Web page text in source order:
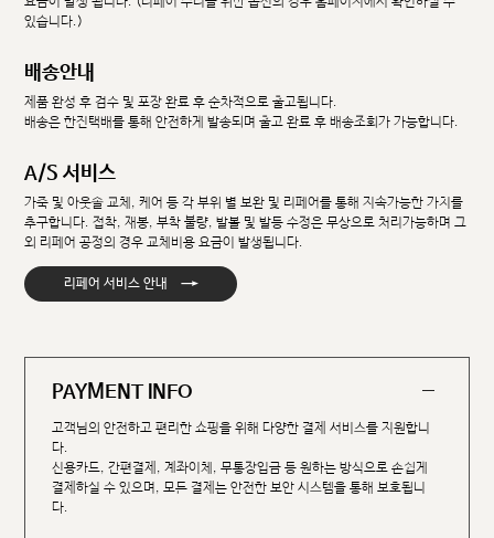
있습니다.)
배송안내
제품 완성 후 검수 및 포장 완료 후 순차적으로 출고됩니다.
배송은 한진택배를 통해 안전하게 발송되며 출고 완료 후 배송조회가 가능합니다.
A/S 서비스
가죽 및 아웃솔 교체, 케어 등 각 부위 별 보완 및 리페어를 통해 지속가능한 가치를
추구합니다. 접착, 재봉, 부착 불량, 발볼 및 발등 수정은 무상으로 처리가능하며 그
외 리페어 공정의 경우 교체비용 요금이 발생됩니다.
리페어 서비스 안내 →
PAYMENT INFO
고객님의 안전하고 편리한 쇼핑을 위해 다양한 결제 서비스를 지원합니
다.
신용카드, 간편결제, 계좌이체, 무통장입금 등 원하는 방식으로 손쉽게
결제하실 수 있으며, 모든 결제는 안전한 보안 시스템을 통해 보호됩니
다.